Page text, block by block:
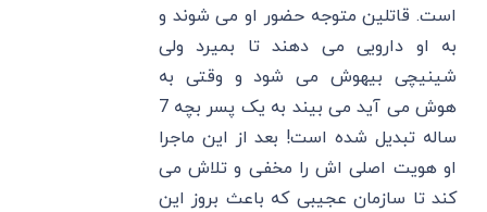
است. قاتلین متوجه حضور او می شوند و
به او دارویی می دهند تا بمیرد ولی
شینیچی بیهوش می شود و وقتی به
هوش می آید می بیند به یک پسر بچه 7
ساله تبدیل شده است! بعد از این ماجرا
او هویت اصلی اش را مخفی و تلاش می
کند تا سازمان عجیبی که باعث بروز این